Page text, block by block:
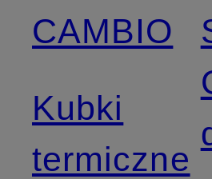
CAMBIO
Kubki
termiczne